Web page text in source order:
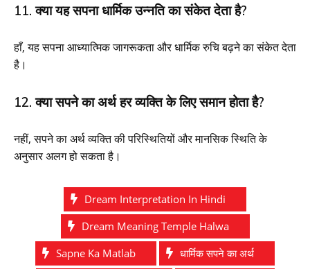
11. क्या यह सपना धार्मिक उन्नति का संकेत देता है?
हाँ, यह सपना आध्यात्मिक जागरूकता और धार्मिक रुचि बढ़ने का संकेत देता
है।
12. क्या सपने का अर्थ हर व्यक्ति के लिए समान होता है?
नहीं, सपने का अर्थ व्यक्ति की परिस्थितियों और मानसिक स्थिति के
अनुसार अलग हो सकता है।
Dream Interpretation In Hindi
Dream Meaning Temple Halwa
Sapne Ka Matlab
धार्मिक सपने का अर्थ